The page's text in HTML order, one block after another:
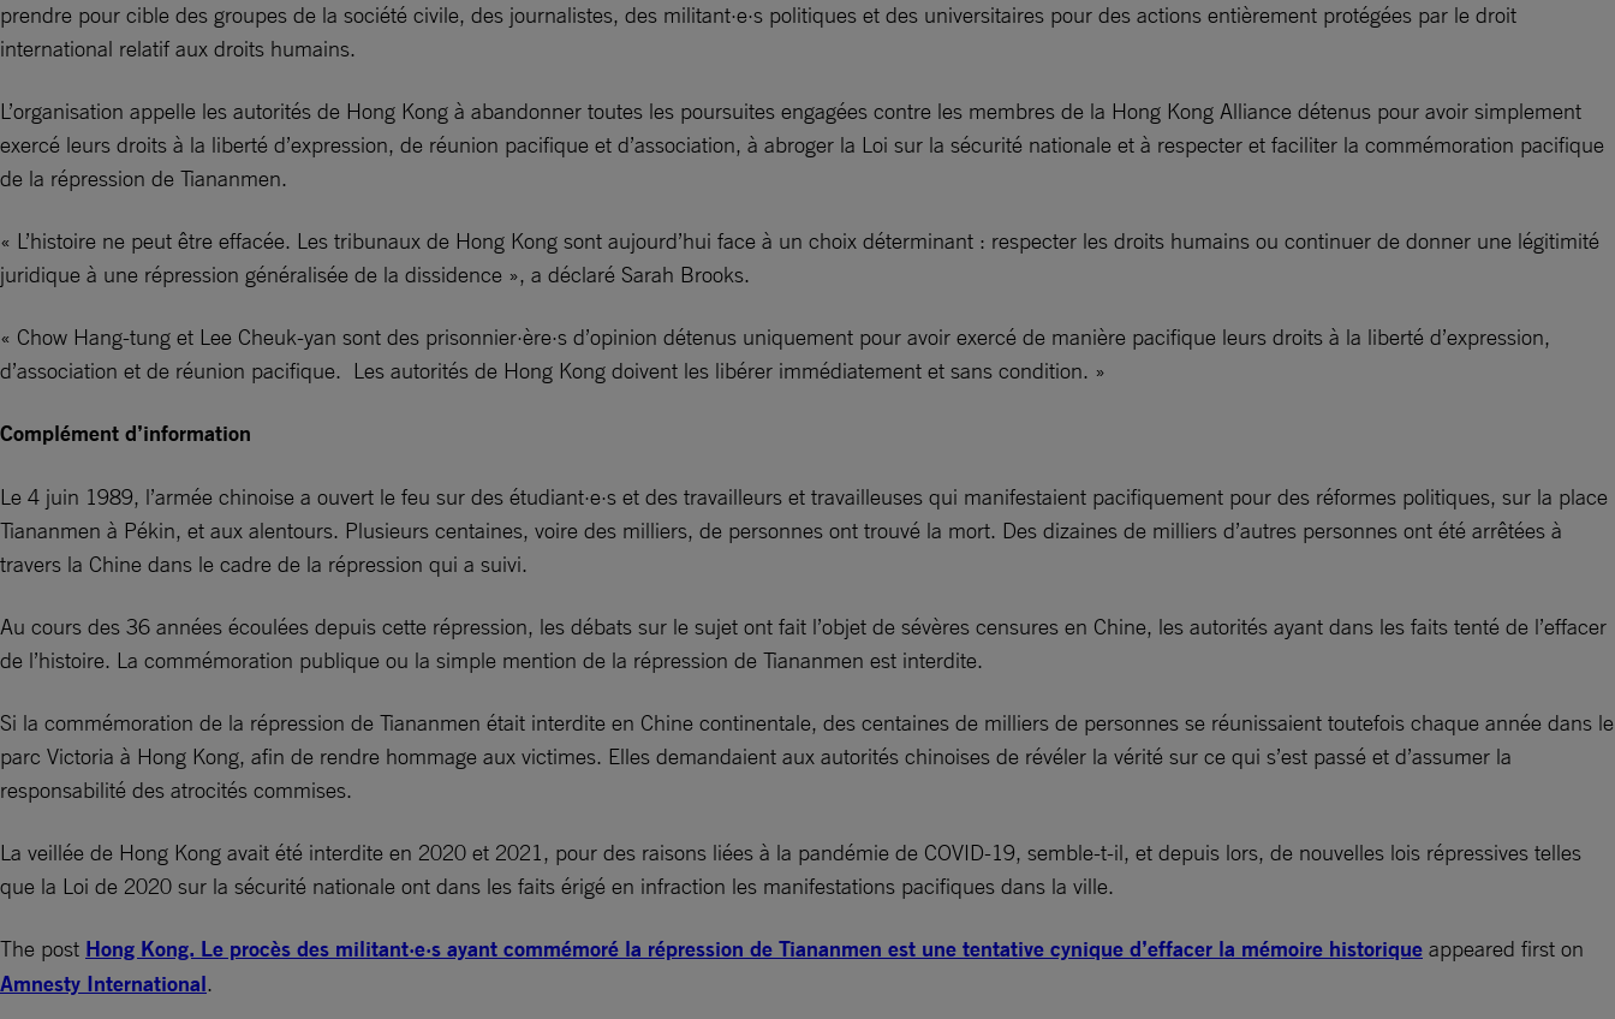
prendre pour cible des groupes de la société civile, des journalistes, des militant·e·s politiques et des universitaires pour des actions entièrement protégées par le droit
international relatif aux droits humains.
L’organisation appelle les autorités de Hong Kong à abandonner toutes les poursuites engagées contre les membres de la Hong Kong Alliance détenus pour avoir simplement
exercé leurs droits à la liberté d’expression, de réunion pacifique et d’association, à abroger la Loi sur la sécurité nationale et à respecter et faciliter la commémoration pacifique
de la répression de Tiananmen.
« L’histoire ne peut être effacée. Les tribunaux de Hong Kong sont aujourd’hui face à un choix déterminant : respecter les droits humains ou continuer de donner une légitimité
juridique à une répression généralisée de la dissidence », a déclaré Sarah Brooks.
« Chow Hang-tung et Lee Cheuk-yan sont des prisonnier·ère·s d’opinion détenus uniquement pour avoir exercé de manière pacifique leurs droits à la liberté d’expression,
d’association et de réunion pacifique. Les autorités de Hong Kong doivent les libérer immédiatement et sans condition. »
Complément d’information
Le 4 juin 1989, l’armée chinoise a ouvert le feu sur des étudiant·e·s et des travailleurs et travailleuses qui manifestaient pacifiquement pour des réformes politiques, sur la place
Tiananmen à Pékin, et aux alentours. Plusieurs centaines, voire des milliers, de personnes ont trouvé la mort. Des dizaines de milliers d’autres personnes ont été arrêtées à
travers la Chine dans le cadre de la répression qui a suivi.
Au cours des 36 années écoulées depuis cette répression, les débats sur le sujet ont fait l’objet de sévères censures en Chine, les autorités ayant dans les faits tenté de l’effacer
de l’histoire. La commémoration publique ou la simple mention de la répression de Tiananmen est interdite.
Si la commémoration de la répression de Tiananmen était interdite en Chine continentale, des centaines de milliers de personnes se réunissaient toutefois chaque année dans le
parc Victoria à Hong Kong, afin de rendre hommage aux victimes. Elles demandaient aux autorités chinoises de révéler la vérité sur ce qui s’est passé et d’assumer la
responsabilité des atrocités commises.
La veillée de Hong Kong avait été interdite en 2020 et 2021, pour des raisons liées à la pandémie de COVID-19, semble-t-il, et depuis lors, de nouvelles lois répressives telles
que la Loi de 2020 sur la sécurité nationale ont dans les faits érigé en infraction les manifestations pacifiques dans la ville.
The post Hong Kong. Le procès des militant·e·s ayant commémoré la répression de Tiananmen est une tentative cynique d’effacer la mémoire historique appeared first on
Amnesty International.